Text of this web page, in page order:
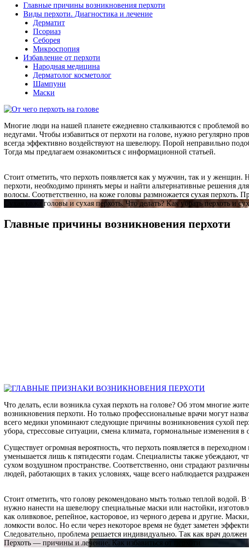
Главные причины возникновения перхоти
Виды перхоти. Диагностика и лечение
Дерматит
Псориаз
Себорея
Микроспопия
Избавление от перхоти
Народная медицина
Дерматолог косметолог
Шампуни
Маски
Многие люди на нашей планете ежедневно сталкиваются с проблемой
недугами. Чтобы избавиться от перхоти на голове, нужно регулярно
всегда эффективно воздействуют на шевелюру. Порой неправильно
Тогда мы предлагаем ознакомиться с информационной статьей.
Стоит отметить, что перхоть появляется как у мужчин, так и у женщин.
перхоти, необходимо принять меры и найти альтернативные решения
волосы. Соответственно, на коже головы размножается сухая перхоть.
Сухая кожа головы и сухая перхоть. Что делать? Как убрать перхоть и
Главные причины возникновения перхоти
Что делать, если возникла сухая перхоть на голове? Об этом многие
возникновения перхоти. Но только профессиональные врачи могут
всего медики упоминают следующие причины возникновения сухой
убора, стрессовые ситуации, смена климата, гормональные изменения в
Существует огромная вероятность, что перхоть появляется в
уменьшается лишь к пятидесяти годам. Специалисты также убеждают,
сухом воздушном пространстве. Соответственно, они страдают
людей, работающих в таких условиях, чаще всего наблюдается
Стоит отметить, что голову рекомендовано мыть только теплой водой.
нужно нанести на шевелюру специальные маски или настойки,
как оливковое, репейное, касторовое, из черного дерева и другие.
ломкости волос. Но если через некоторое время не будет заметен
Следовательно, проблема решается индивидуально. Так как врач
Перхоть — причины и лечение. Как избавиться от перхоти